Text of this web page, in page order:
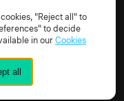
DPASubprocessors
"Reject all" to
to decide
in ourCookies
all